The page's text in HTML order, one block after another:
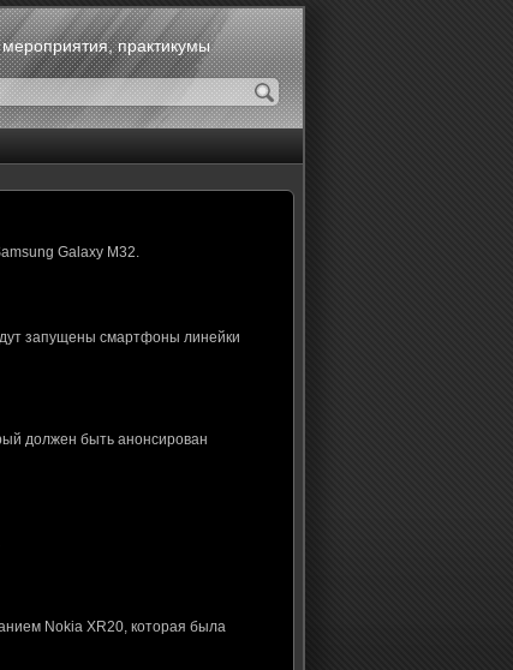
практикумы
Galaxy M32.
запущены смартфоны линейки
должен быть анонсирован
Nokia XR20, которая была